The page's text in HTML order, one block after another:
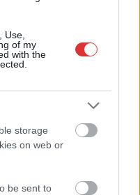
Use,
of my
with the
storage
on web or
be sent to
legkeményebb napja
életbe a tartós hatalmas
miatt
is, immáron csak
a nyomtatott
templom felújítása
Queen világa a fővárosba